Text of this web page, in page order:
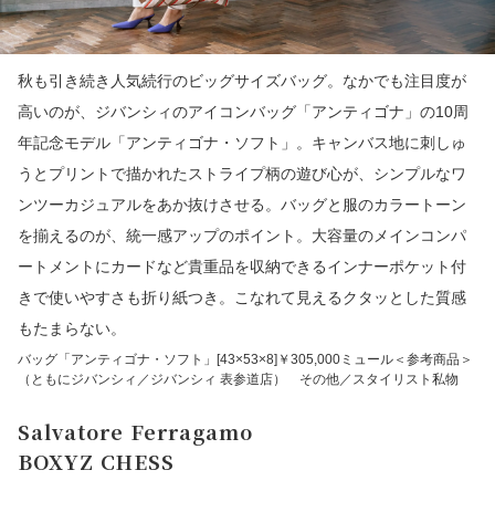
秋も引き続き人気続行のビッグサイズバッグ。なかでも注目度が
高いのが、ジバンシィのアイコンバッグ「アンティゴナ」の10周
年記念モデル「アンティゴナ・ソフト」。キャンバス地に刺しゅ
うとプリントで描かれたストライプ柄の遊び心が、シンプルなワ
ンツーカジュアルをあか抜けさせる。バッグと服のカラートーン
を揃えるのが、統一感アップのポイント。大容量のメインコンパ
ートメントにカードなど貴重品を収納できるインナーポケット付
きで使いやすさも折り紙つき。こなれて見えるクタッとした質感
もたまらない。
バッグ「アンティゴナ・ソフト」[43×53×8]￥305,000ミュール＜参考商品＞
（ともにジバンシィ／ジバンシィ 表参道店） その他／スタイリスト私物
Salvatore Ferragamo
BOXYZ CHESS